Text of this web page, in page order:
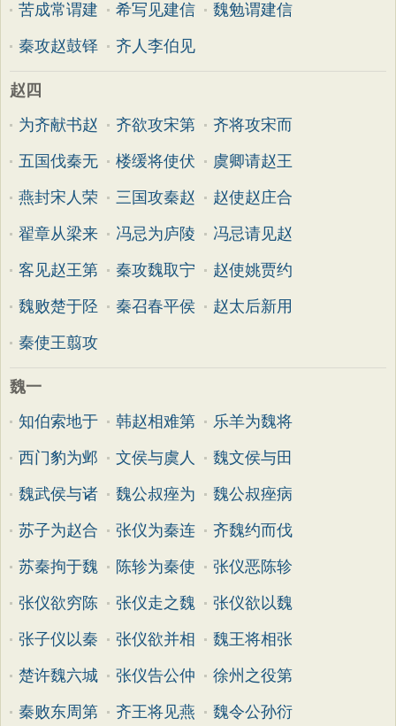
苦成常谓建 希写见建信 魏勉谓建信
秦攻赵鼓铎 齐人李伯见
赵四
为齐献书赵
齐欲攻宋第 齐将攻宋而
五国伐秦无 楼缓将使伏 虞卿请赵王
燕封宋人荣 三国攻秦赵 赵使赵庄合
翟章从梁来 冯忌为庐陵 冯忌请见赵
客见赵王第 秦攻魏取宁 赵使姚贾约
魏败楚于陉 秦召春平侯 赵太后新用
秦使王翦攻
魏一
知伯索地于
韩赵相难第 乐羊为魏将
西门豹为邺 文侯与虞人 魏文侯与田
魏武侯与诸 魏公叔痤为 魏公叔痤病
苏子为赵合 张仪为秦连 齐魏约而伐
苏秦拘于魏 陈轸为秦使 张仪恶陈轸
张仪欲穷陈 张仪走之魏 张仪欲以魏
张子仪以秦 张仪欲并相 魏王将相张
楚许魏六城 张仪告公仲 徐州之役第
秦败东周第 齐王将见燕 魏令公孙衍